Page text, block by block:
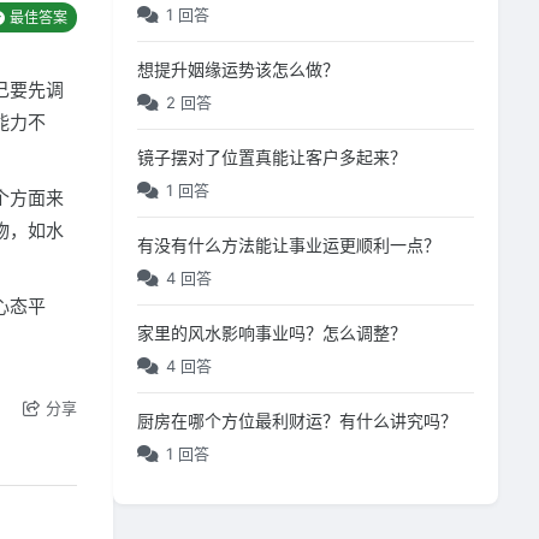
最佳答案
要先调
力不
方面来
，如水
态平
分享
1 回答
想提升姻缘运势该怎么做？
2 回答
镜子摆对了位置真能让客户多起来？
1 回答
有没有什么方法能让事业运更顺利一点？
4 回答
家里的风水影响事业吗？怎么调整？
4 回答
厨房在哪个方位最利财运？有什么讲究吗？
1 回答